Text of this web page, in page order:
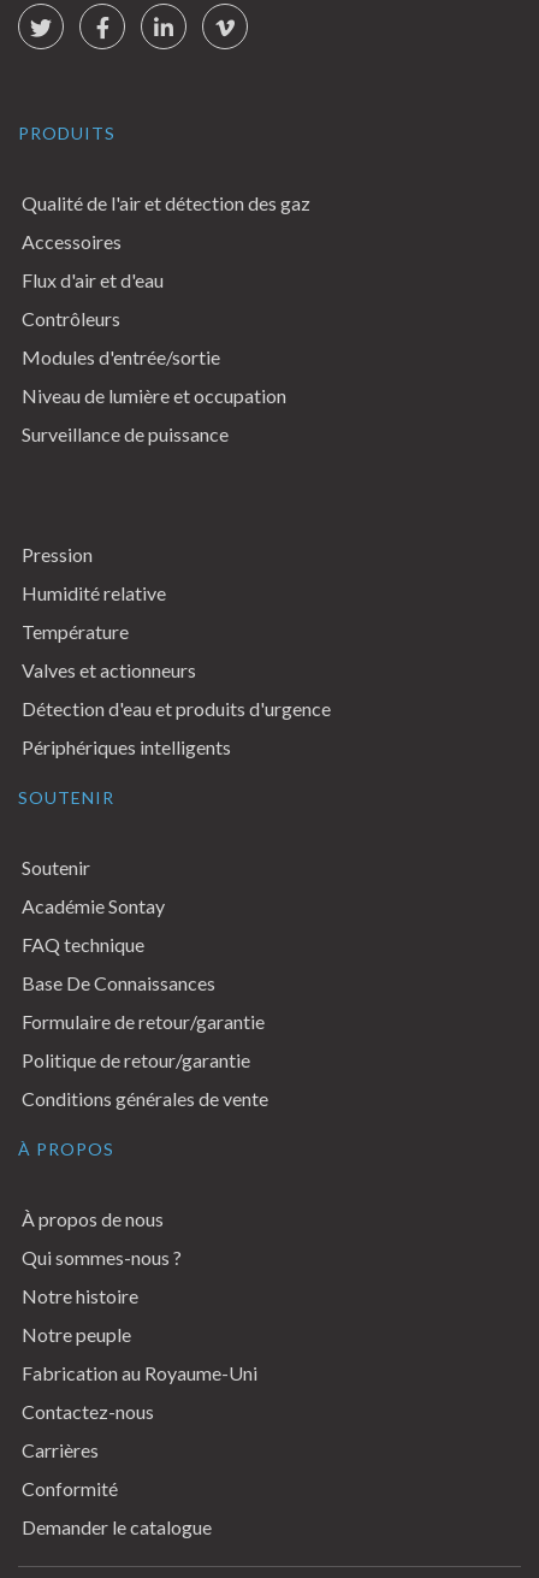
Social Links
TwitterFacebookLinkedInvimeo
PRODUITS
Qualité de l'air et détection des gaz
Accessoires
Flux d'air et d'eau
Contrôleurs
Modules d'entrée/sortie
Niveau de lumière et occupation
Surveillance de puissance
Pression
Humidité relative
Température
Valves et actionneurs
Détection d'eau et produits d'urgence
Périphériques intelligents
SOUTENIR
Soutenir
Académie Sontay
FAQ technique
Base De Connaissances
Formulaire de retour/garantie
Politique de retour/garantie
Conditions générales de vente
À PROPOS
À propos de nous
Qui sommes-nous ?
Notre histoire
Notre peuple
Fabrication au Royaume-Uni
Contactez-nous
Carrières
Conformité
Demander le catalogue